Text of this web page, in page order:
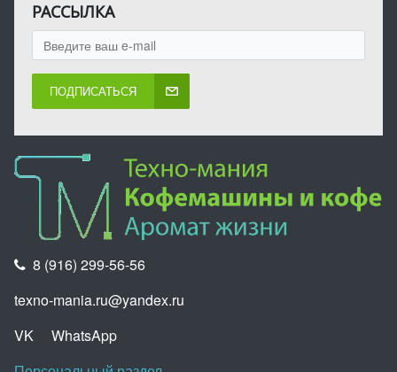
РАССЫЛКА
ПОДПИСАТЬСЯ
8 (916) 299-56-56
texno-mania.ru@yandex.ru
VK
WhatsApp